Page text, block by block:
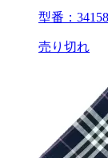
型番：34158
売り切れ